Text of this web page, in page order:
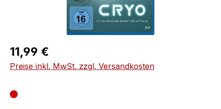
Regulärer Preis:
11,99 €
Preise inkl. MwSt. zzgl. Versandkosten